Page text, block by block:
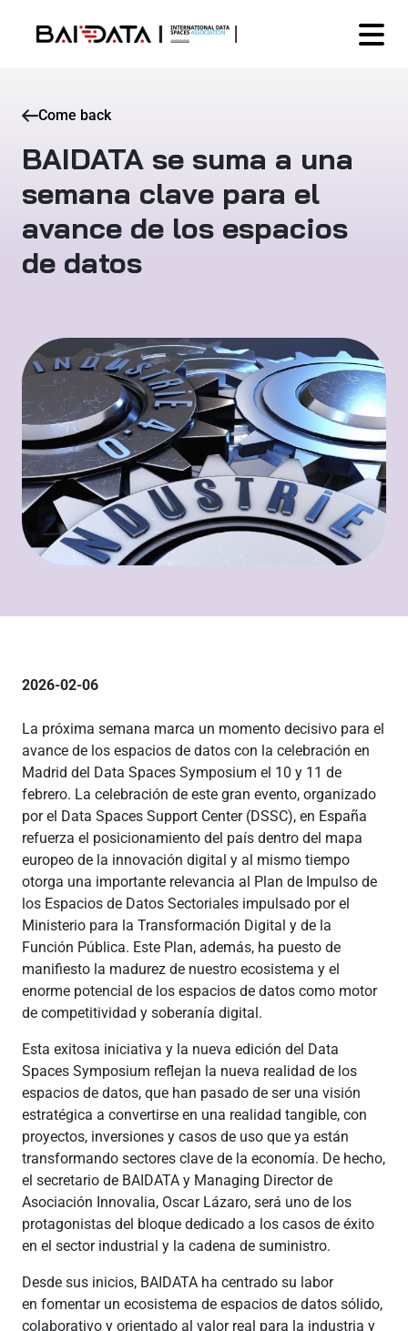
Come back
BAIDATA se suma a una
semana clave para el
avance de los espacios
de datos
2026-02-06
La próxima semana marca un momento decisivo para el
avance de los espacios de datos con la celebración en
Madrid del Data Spaces Symposium el 10 y 11 de
febrero. La celebración de este gran evento, organizado
por el Data Spaces Support Center (DSSC), en España
refuerza el posicionamiento del país dentro del mapa
europeo de la innovación digital y al mismo tiempo
otorga una importante relevancia al Plan de Impulso de
los Espacios de Datos Sectoriales impulsado por el
Ministerio para la Transformación Digital y de la
Función Pública. Este Plan, además, ha puesto de
manifiesto la madurez de nuestro ecosistema y el
enorme potencial de los espacios de datos como motor
de competitividad y soberanía digital.
Esta exitosa iniciativa y la nueva edición del Data
Spaces Symposium reflejan la nueva realidad de los
espacios de datos, que han pasado de ser una visión
estratégica a convertirse en una realidad tangible, con
proyectos, inversiones y casos de uso que ya están
transformando sectores clave de la economía. De hecho,
el secretario de BAIDATA y Managing Director de
Asociación Innovalia, Oscar Lázaro, será uno de los
protagonistas del bloque dedicado a los casos de éxito
en el sector industrial y la cadena de suministro.
Desde sus inicios, BAIDATA ha centrado su labor
en fomentar un ecosistema de espacios de datos sólido,
colaborativo y orientado al valor real para la industria y